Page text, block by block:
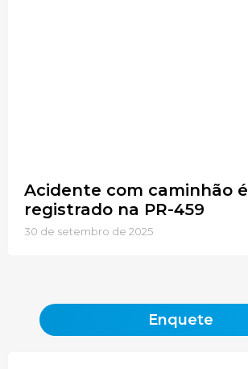
Acidente com caminhão é
registrado na PR-459
30 de setembro de 2025
Enquete